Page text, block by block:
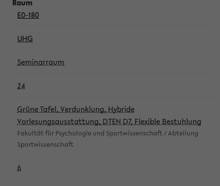
E0-180
UHG
Seminarraum
24
Grüne Tafel, Verdunklung, Hybride
Vorlesungsausstattung, DTEN D7, Flexible Bestuhlung
Fakultät für Psychologie und Sportwissenschaft / Abteilung
Sportwissenschaft
6